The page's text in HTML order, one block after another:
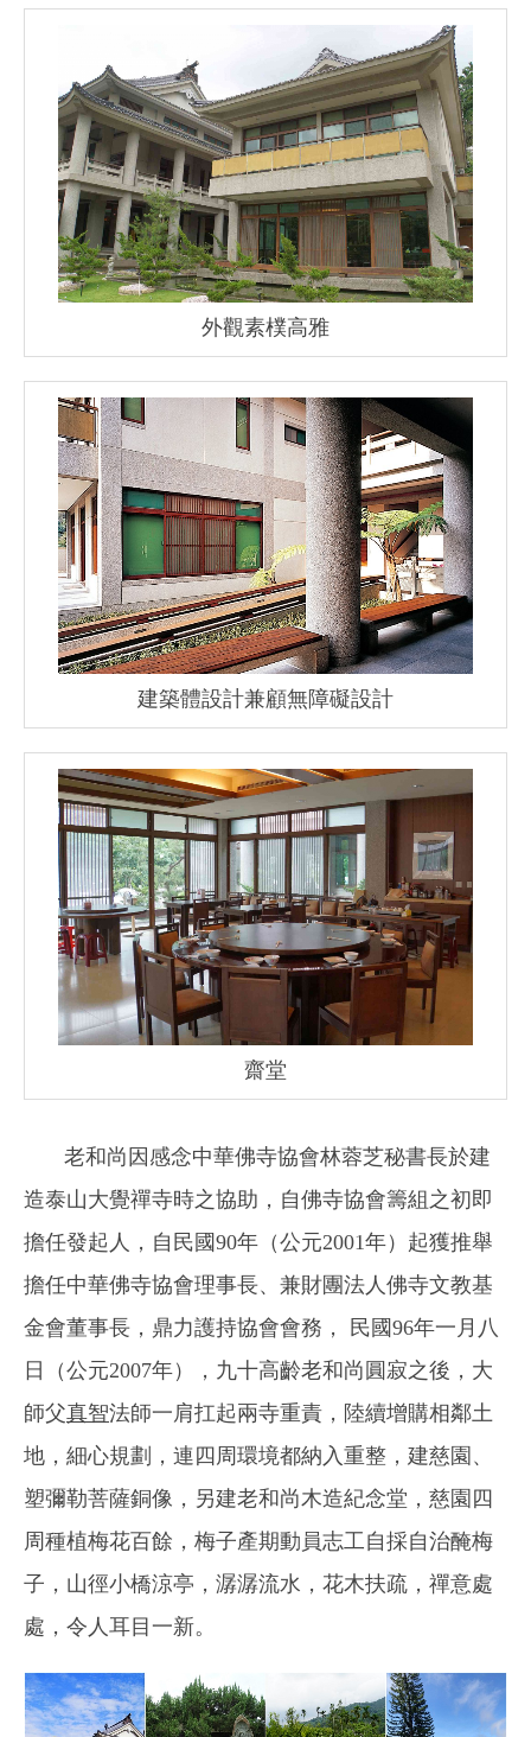
外觀素樸高雅
建築體設計兼顧無障礙設計
齋堂
老和尚因感念中華佛寺協會林蓉芝秘書長於建
造泰山大覺禪寺時之協助，自佛寺協會籌組之初即
擔任發起人，自民國90年（公元2001年）起獲推舉
擔任中華佛寺協會理事長、兼財團法人佛寺文教基
金會董事長，鼎力護持協會會務， 民國96年一月八
日（公元2007年），九十高齡老和尚圓寂之後，大
師父真智法師一肩扛起兩寺重責，陸續增購相鄰土
地，細心規劃，連四周環境都納入重整，建慈園、
塑彌勒菩薩銅像，另建老和尚木造紀念堂，慈園四
周種植梅花百餘，梅子產期動員志工自採自治醃梅
子，山徑小橋涼亭，潺潺流水，花木扶疏，禪意處
處，令人耳目一新。